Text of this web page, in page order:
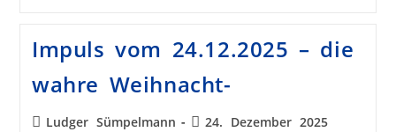
Impuls vom 24.12.2025 – die
wahre Weihnacht-
Ludger Sümpelmann 24. Dezember 2025